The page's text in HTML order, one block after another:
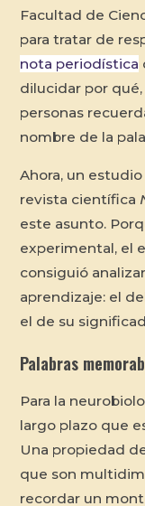
Facultad de
para tratar de
nota periodística
dilucidar por qué,
personas
nombre de la
Ahora, un
revista científica
este asunto.
experimental, el
consiguió
aprendizaje: el
el de su
Palabras
Para la
largo plazo que
Una propiedad
que son
recordar un